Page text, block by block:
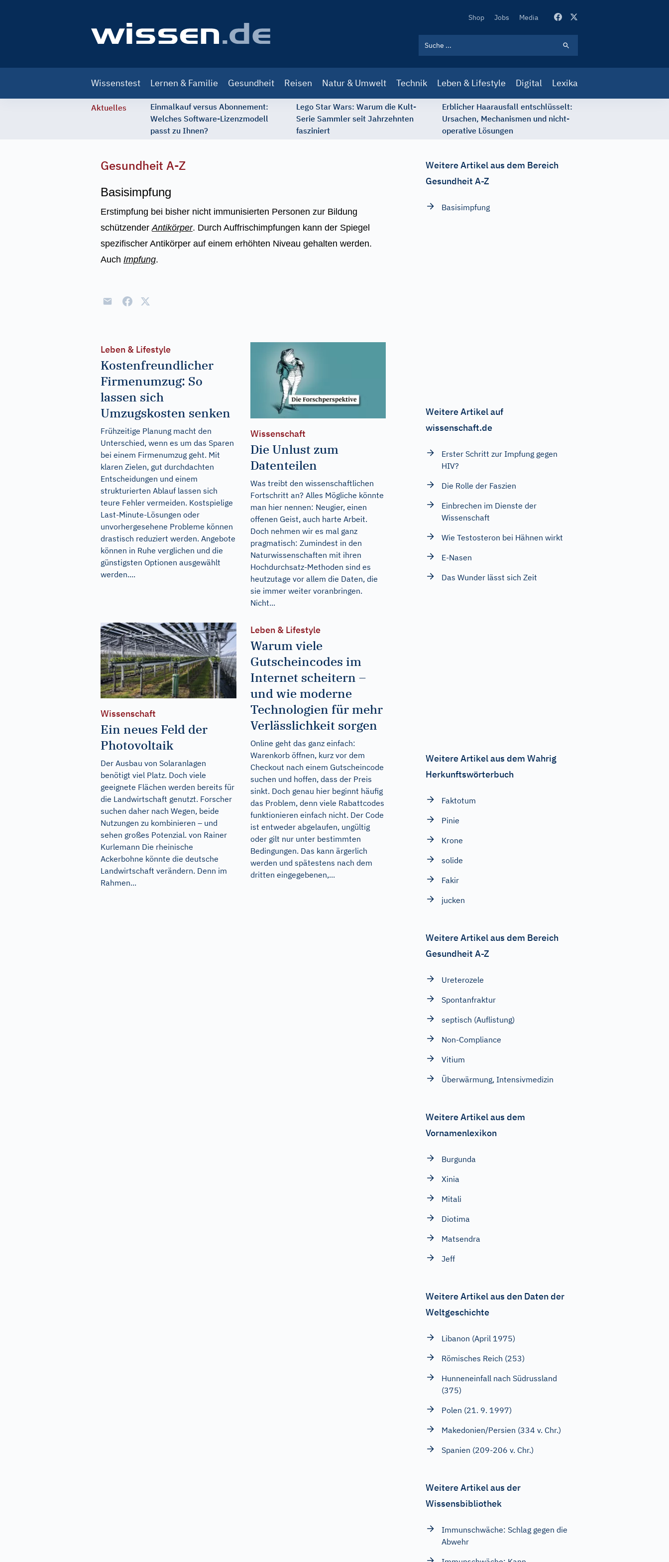
Secondary
Shop Jobs Media
navigation
Wissenstest Lernen & Familie Gesundheit Reisen Natur & Umwelt Technik Leben & Lifestyle Digital Lexika
Aktuelles
Einmalkauf versus Abonnement:
Welches Software-Lizenzmodell
passt zu Ihnen?
Lego Star Wars: Warum die Kult-
Serie Sammler seit Jahrzehnten
fasziniert
Erblicher Haarausfall entschlüsselt:
Ursachen, Mechanismen und nicht-
operative Lösungen
Gesundheit A-Z
Basisimpfung
Erstimpfung bei bisher nicht immunisierten Personen zur Bildung
schützenderAntikörper. Durch Auffrischimpfungen kann der Spiegel
spezifischer Antikörper auf einem erhöhten Niveau gehalten werden.
Auch Impfung.
Leben & Lifestyle
Kostenfreundlicher
Firmenumzug: So
lassen sich
Umzugskosten senken
Frühzeitige Planung macht den
Unterschied, wenn es um das Sparen
bei einem Firmenumzug geht. Mit
klaren Zielen, gut durchdachten
Entscheidungen und einem
strukturierten Ablauf lassen sich
teure Fehler vermeiden. Kostspielige
Last-Minute-Lösungen oder
unvorhergesehene Probleme können
drastisch reduziert werden. Angebote
können in Ruhe verglichen und die
günstigsten Optionen ausgewählt
werden....
Wissenschaft
Die Unlust zum
Datenteilen
Was treibt den wissenschaftlichen
Fortschritt an? Alles Mögliche könnte
man hier nennen: Neugier, einen
offenen Geist, auch harte Arbeit.
Doch nehmen wir es mal ganz
pragmatisch: Zumindest in den
Naturwissenschaften mit ihren
Hochdurchsatz-Methoden sind es
heutzutage vor allem die Daten, die
sie immer weiter voranbringen.
Nicht...
Wissenschaft
Ein neues Feld der
Photovoltaik
Der Ausbau von Solaranlagen
benötigt viel Platz. Doch viele
geeignete Flächen werden bereits für
die Landwirtschaft genutzt. Forscher
suchen daher nach Wegen, beide
Nutzungen zu kombinieren – und
sehen großes Potenzial. von Rainer
Kurlemann Die rheinische
Ackerbohne könnte die deutsche
Landwirtschaft verändern. Denn im
Rahmen...
Leben & Lifestyle
Warum viele
Gutscheincodes im
Internet scheitern –
und wie moderne
Technologien für mehr
Verlässlichkeit sorgen
Online geht das ganz einfach:
Warenkorb öffnen, kurz vor dem
Checkout nach einem Gutscheincode
suchen und hoffen, dass der Preis
sinkt. Doch genau hier beginnt häufig
das Problem, denn viele Rabattcodes
funktionieren einfach nicht. Der Code
ist entweder abgelaufen, ungültig
oder gilt nur unter bestimmten
Bedingungen. Das kann ärgerlich
werden und spätestens nach dem
dritten eingegebenen,...
Weitere Artikel aus dem Bereich
Gesundheit A-Z
Basisimpfung
Weitere Artikel auf
wissenschaft.de
Erster Schritt zur Impfung gegen
HIV?
Die Rolle der Faszien
Einbrechen im Dienste der
Wissenschaft
Wie Testosteron bei Hähnen wirkt
E-Nasen
Das Wunder lässt sich Zeit
Weitere Artikel aus dem Wahrig
Herkunftswörterbuch
Faktotum
Pinie
Krone
solide
Fakir
jucken
Weitere Artikel aus dem Bereich
Gesundheit A-Z
Ureterozele
Spontanfraktur
septisch (Auflistung)
Non-Compliance
Vitium
Überwärmung, Intensivmedizin
Weitere Artikel aus dem
Vornamenlexikon
Burgunda
Xinia
Mitali
Diotima
Matsendra
Jeff
Weitere Artikel aus den Daten der
Weltgeschichte
Libanon (April 1975)
Römisches Reich (253)
Hunneneinfall nach Südrussland
(375)
Polen (21. 9. 1997)
Makedonien/Persien (334 v. Chr.)
Spanien (209-206 v. Chr.)
Weitere Artikel aus der
Wissensbibliothek
Immunschwäche: Schlag gegen die
Abwehr